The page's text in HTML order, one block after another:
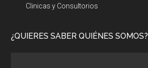
Clinicas y Consultorios
¿QUIERES SABER QUIÉNES SOMOS?